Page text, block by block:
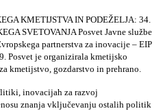
KMETIJSTVA IN PODEŽELJA: 34.
SVETOVANJA Posvet Javne službe
partnerstva za inovacije – EIP
Posvet je organizirala kmetijsko
kmetijstvo, gozdarstvo in prehrano.
inovacijah za razvoj
znanja vključevanju ostalih politik